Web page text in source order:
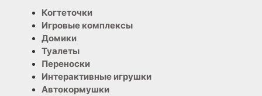
Когтеточки
Игровые комплексы
Домики
Туалеты
Переноски
Интерактивные игрушки
Автокормушки